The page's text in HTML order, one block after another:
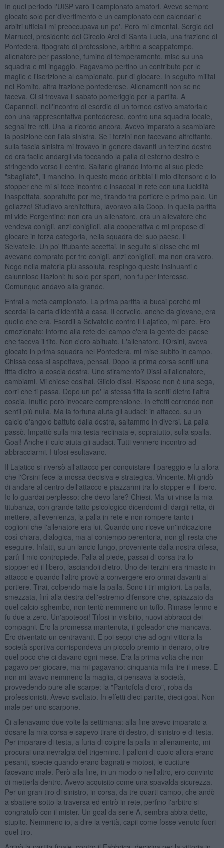
In quel periodo l'UISP varò il campionato amatori. Avevo sempre
giocato solo per divertimento e un campionato con calendari e
arbitri ufficiali mi preoccupava un po'. Però mi cimentai. Sergio del
Marrucci, presidente del Circolo Arci di Santa Lucia, una frazione di
Pontedera, tipografo di professione, arbitro a scappatempo,
allenatore per passione, fumino di temperamento, mise su una
squadra e mi ingaggiò. Pagavamo perfino un contributo per le
maglie e l'iscrizione al campionato, pur di giocare. In seguito militai
nel Romito, altra frazione pontederese. Allenamenti non se ne
faceva. Ci si trovava il sabato pomeriggio per la partita. A
Capannoli, nell'incontro di esordio di un torneo estivo amatoriale
con una rappresentativa pontederese, contro una squadra locale,
segnai tre reti. Una la ricordo ancora. Avevo imparato a scambiare
la posizione con l'ala sinistra. Se i terzini non facevano altrettanto,
sulla fascia sinistra mi trovavo in genere davanti un terzino destro
ed era facile andargli via toccando la palla di esterno destro e
stringendo verso il centro. Saltarlo girando intorno al suo piede
"sbagliato", il mancino. In questo modo dribblai il mio difensore e lo
stopper che mi si fece incontro e insaccai in rete con una lucidità
inaspettata, sopratutto per me, tirando tra portiere e primo palo. Un
gollazzo! Studiavo architettura, lavoravo alla Coop. In quella partita
mi vide Pergentino: non era un allenatore, era un allevatore che
vendeva conigli, anzi coniglioli, alla cooperativa e mi propose di
giocare in terza categoria, nella squadra del suo paese, il
Selvatelle. Un po' titubante accettai. In seguito si disse che mi
avevano comprato per tre conigli, anzi coniglioli, ma non era vero.
Nego nella materia più assoluta, respingo queste insinuanti e
calunniose illazioni: fu solo per sport, non fu per interesse.
Comunque andavo alla grande.
Entrai a metà campionato. La prima partita la bucai perché mi
scordai la carta d'identità a casa. Il cervello, anche da giovane, era
quello che era. Esordii a Selvatelle contro il Lajatico, mi pare. Ero
emozionato: intorno alla rete del campo c'era la gente del paese
che faceva il tifo. Non c'ero abituato. L'allenatore, l'Orsini, aveva
giocato in prima squadra nel Pontedera, mi mise subito in campo.
Chissà cosa si aspettava, pensai. Dopo la prima corsa sentii una
fitta dietro la coscia destra. Uno stiramento? Dissi all'allenatore,
cambiami. Mi chiese cos'hai. Glielo dissi. Rispose non è una sega,
corri che ti passa. Dopo un po' la stessa fitta la sentii dietro l'altra
coscia. Inutile però invocare comprensione. In effetti correndo non
sentii più nulla. Ma la fortuna aiuta gli audaci: in attacco, su un
calcio d'angolo battuto dalla destra, saltammo in diversi. La palla
passò. Impattò sulla mia testa reclinata e, sopratutto, sulla spalla.
Goal! Anche il culo aiuta gli audaci. Tutti vennero incontro ad
abbracciarmi. I tifosi esultavano.
Il Lajatico si riversò all'attacco per conquistare il pareggio e fu allora
che l'Orsini fece la mossa decisiva e strategica. Vincente. Mi gridò
di andare al centro dell'attacco e piazzarmi tra lo stopper e il libero.
Io lo guardai perplesso: che devo fare? Chiesi. Ma lui vinse la mia
titubanza, con grande tatto psicologico dicendomi di dargli retta, di
mettere, all'evenienza, la palla in rete e non rompere tanto i
coglioni che l'allenatore era lui. Quando uno riceve un'indicazione
così chiara, dialogica, ma al contempo perentoria, non gli resta che
eseguire. Infatti, su un lancio lungo, proveniente dalla nostra difesa,
partì il mio contropiede. Palla al piede, passai di corsa tra lo
stopper ed il libero, lasciandoli dietro. Uno dei terzini era rimasto in
attacco e quando l'altro provò a convergere ero ormai davanti al
portiere. Tirai, colpendo male la palla. Sono i tiri migliori. La palla,
smezzata, finì alla destra dell'estremo difensore che, spiazzato da
quel calcio sghembo, non tentò nemmeno un tuffo. Rimase fermo e
fu due a zero. Un'apoteosi! Tifosi in visibilio, nuovi abbracci dei
compagni. Ero la promessa mantenuta, il goleador che mancava.
Ero diventato un centravanti. E poi seppi che ad ogni vittoria la
società sportiva corrispondeva un piccolo premio in denaro, oltre
quel poco che ci davano ogni mese. Era la prima volta che non
pagavo per giocare, ma mi pagavano: cinquanta mila lire il mese. E
non mi lavavo nemmeno la maglia, ci pensava la società,
provvedendo pure alle scarpe: la "Pantofola d'oro", roba da
professionisti. Avevo svoltato. In effetti dieci partite, dieci goal. Non
male per uno scarpone.
Ci allenavamo due volte la settimana: alla fine avevo imparato a
dosare la mia corsa e sapevo tirare di destro, di sinistro e di testa.
Per imparare di testa, a furia di colpire la palla in allenamento, mi
procurai una nevralgia del trigemino. I palloni di cuoio allora erano
pesanti, specie quando erano bagnati e motosi, le cuciture
facevano male. Però alla fine, in un modo o nell'altro, ero convinto
di metterla dentro. Avevo acquisito come una spavalda sicurezza.
Per un gran tiro di sinistro, in corsa, da tre quarti campo, che andò
a sbattere sotto la traversa ed entrò in rete, perfino l'arbitro si
congratulò con il mister. Un goal da serie A, sembra abbia detto,
stupito. Nemmeno io, a dire la verità, capii come fosse venuto fuori
quel tiro.